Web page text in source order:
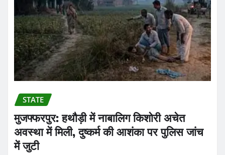
STATE
मुजफ्फरपुर: हथौड़ी में नाबालिग किशोरी अचेत
अवस्था में मिली, दुष्कर्म की आशंका पर पुलिस जांच
में जुटी